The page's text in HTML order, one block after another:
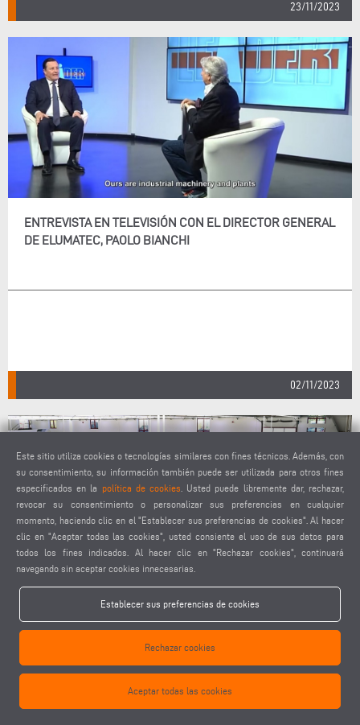
23/11/2023
ENTREVISTA EN TELEVISIÓN CON EL DIRECTOR GENERAL
DE ELUMATEC, PAOLO BIANCHI
02/11/2023
ELUMATEC INSIGHT 2023: LA SOLUCIÓN SEAMLESS
WELDING ENTUSIASMA A LOS CLIENTES EN UN EVENTO
Este sitio utiliza cookies o tecnologías similares con fines técnicos. Además, con
su consentimiento, su información también puede ser utilizada para otros fines
especificados en la
política de cookies . Usted puede libremente dar, rechazar,
revocar su consentimiento o personalizar sus preferencias en cualquier
momento, haciendo clic en el "Establecer sus preferencias de cookies". Al hacer
clic en "Aceptar todas las cookies", usted consiente el uso de sus datos para
todos los fines indicados. Al hacer clic en "Rechazar cookies", continuará
navegando sin aceptar cookies innecesarias.
Establecer sus preferencias de cookies
Rechazar cookies
Aceptar todas las cookies